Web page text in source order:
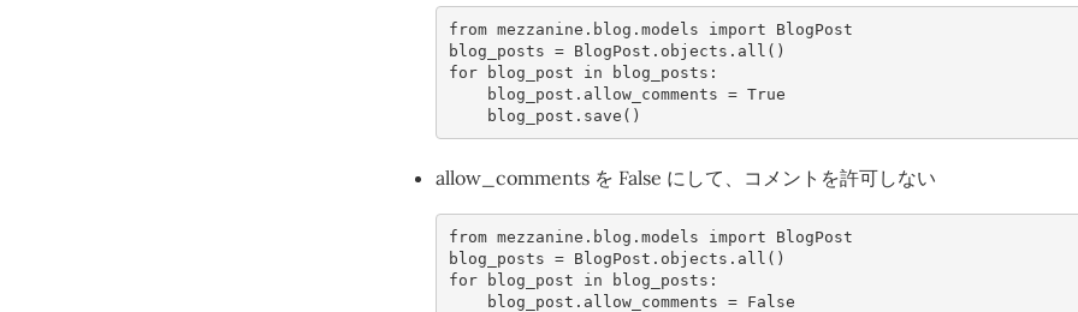
from mezzanine.blog.models import
BlogPost
blog_posts = BlogPost . objects . all ()
for
blog_post in blog_posts :
blog_post . allow_comments = True
blog_post . save ()
allow_comments を False にして、コメントを許可しない
from mezzanine.blog.models import
BlogPost
blog_posts = BlogPost . objects . all ()
for
blog_post in blog_posts :
blog_post . allow_comments =
False